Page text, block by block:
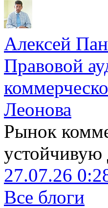
Алексей
Правовой
Леонова
Рынок
устойчивую
27.07.26
Все блоги